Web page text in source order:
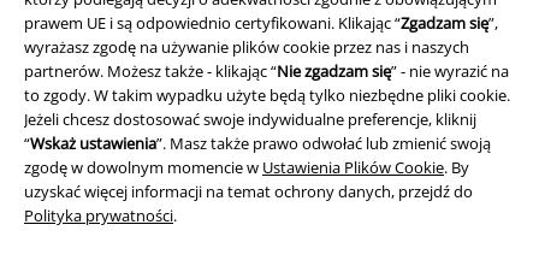
prawem UE i są odpowiednio certyfikowani. Klikając “Zgadzam się”,
wyrażasz zgodę na używanie plików cookie przez nas i naszych
partnerów. Możesz także - klikając “Nie zgadzam się” - nie wyrazić na
to zgody. W takim wypadku użyte będą tylko niezbędne pliki cookie.
Jeżeli chcesz dostosować swoje indywidualne preferencje, kliknij
“Wskaż ustawienia”. Masz także prawo odwołać lub zmienić swoją
zgodę w dowolnym momencie w Ustawienia Plików Cookie. By
uzyskać więcej informacji na temat ochrony danych, przejdź do
Polityka prywatności.
Informacje prawne
Regulamin
Dane firmy
Polityka prywatności
Unieszkodliwianie odpadów i ochrona środowiska